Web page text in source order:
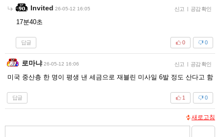
Invited 26-05-12 16:05 신고 | 공감 확인
17분40초
답글 0
0
로마냐 26-05-12 16:06 신고 | 공감 확인
미국 중산층 한 명이 평생 낸 세금으로 재블린 미사일 6발 정도 산다고 함
답글 0
1
새로고침